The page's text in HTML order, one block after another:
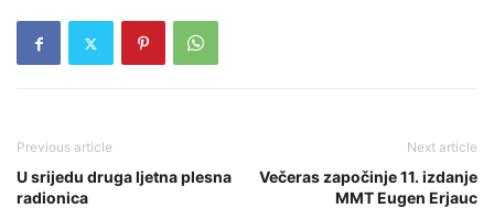
Previous article
U srijedu druga ljetna plesna
radionica
Next article
Večeras započinje 11. izdanje
MMT Eugen Erjauc